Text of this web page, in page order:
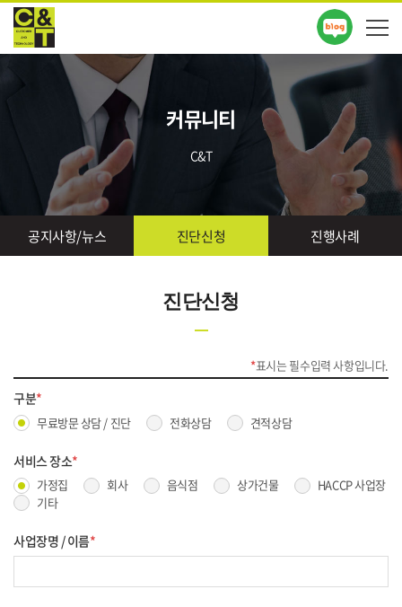
커뮤니티
C&T
공지사항/뉴스 진단신청 진행사례
진단신청
*표시는 필수입력 사항입니다.
구분*
무료방문 상담 / 진단 전화상담 견적상담
서비스 장소*
가정집 회사 음식점 상가건물
HACCP 사업장
기타
사업장명 / 이름*